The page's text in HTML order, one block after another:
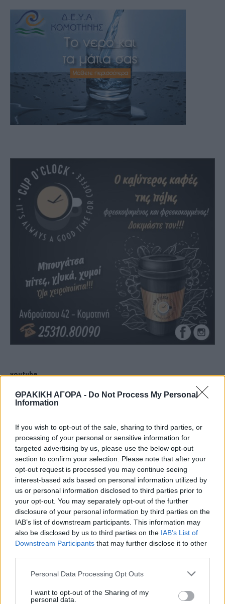
ΘΡΑΚΙΚΗ ΑΓΟΡΑ - Do Not Process My Personal
Information
If you wish to opt-out of the sale, sharing to third parties, or
processing of your personal or sensitive information for
targeted advertising by us, please use the below opt-out
section to confirm your selection. Please note that after your
opt-out request is processed you may continue seeing
interest-based ads based on personal information utilized by
us or personal information disclosed to third parties prior to
your opt-out. You may separately opt-out of the further
disclosure of your personal information by third parties on the
IAB’s list of downstream participants. This information may
also be disclosed by us to third parties on the IAB’s List of
Downstream Participants that may further disclose it to other
Personal Data Processing Opt Outs
I want to opt-out of the Sharing of my
personal data.
youtube
ΘΡΑΚΙΚΗ ΑΓΟΡΑ : 06 ΑΥΓΟΥΣΤΟΥ 2026